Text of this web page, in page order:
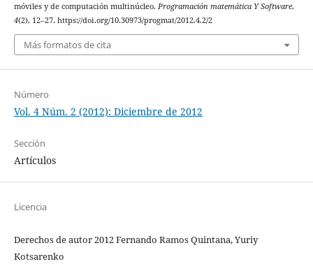
móviles y de computación multinúcleo. Programación matemática Y Software,
4(2), 12–27. https://doi.org/10.30973/progmat/2012.4.2/2
Más formatos de cita
Número
Vol. 4 Núm. 2 (2012): Diciembre de 2012
Sección
Artículos
Licencia
Derechos de autor 2012 Fernando Ramos Quintana, Yuriy
Kotsarenko